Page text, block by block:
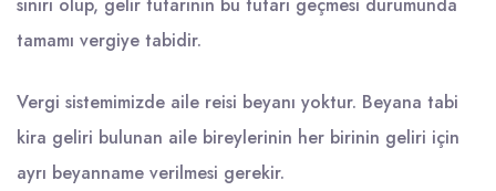
sınırı olup, gelir tutarının bu tutarı geçmesi durumunda
tamamı vergiye tabidir.
Vergi sistemimizde aile reisi beyanı yoktur. Beyana tabi
kira geliri bulunan aile bireylerinin her birinin geliri için
ayrı beyanname verilmesi gerekir.